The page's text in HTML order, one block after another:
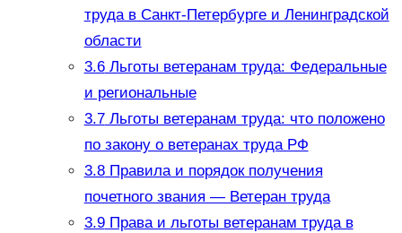
труда в Санкт-Петербурге и Ленинградской
области
3.6Льготы ветеранам труда: Федеральные
и региональные
3.7Льготы ветеранам труда: что положено
по закону о ветеранах труда РФ
3.8Правила и порядок получения
почетного звания — Ветеран труда
3.9Права и льготы ветеранам труда в